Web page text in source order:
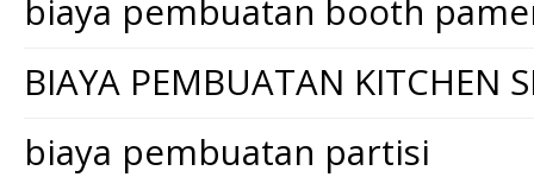
biaya pembuatan booth
BIAYA PEMBUATAN KITCHEN
biaya pembuatan partisi